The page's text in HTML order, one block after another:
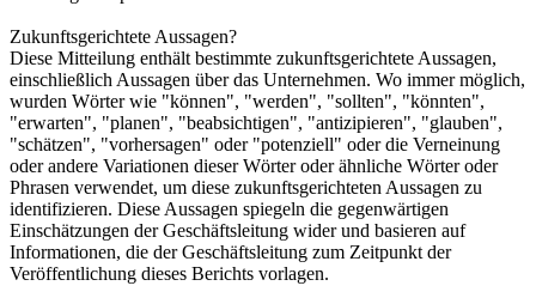
Zukunftsgerichtete Aussagen?
Diese Mitteilung enthält bestimmte zukunftsgerichtete Aussagen,
einschließlich Aussagen über das Unternehmen. Wo immer möglich,
wurden Wörter wie "können", "werden", "sollten", "könnten",
"erwarten", "planen", "beabsichtigen", "antizipieren", "glauben",
"schätzen", "vorhersagen" oder "potenziell" oder die Verneinung
oder andere Variationen dieser Wörter oder ähnliche Wörter oder
Phrasen verwendet, um diese zukunftsgerichteten Aussagen zu
identifizieren. Diese Aussagen spiegeln die gegenwärtigen
Einschätzungen der Geschäftsleitung wider und basieren auf
Informationen, die der Geschäftsleitung zum Zeitpunkt der
Veröffentlichung dieses Berichts vorlagen.